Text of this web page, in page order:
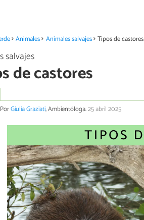
Animales Animales salvajes Tipos de castores
salvajes
de castores
PorGiulia Graziati, Ambientóloga.25 abril 2025